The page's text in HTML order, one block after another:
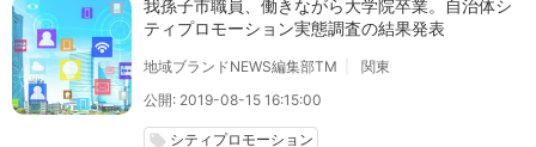
我孫子市職員、働きながら大学院卒業。自治体シ
ティプロモーション実態調査の結果発表
地域ブランドNEWS編集部TM
関東
公開: 2019-08-15 16:15:00
local_offer シティプロモーション